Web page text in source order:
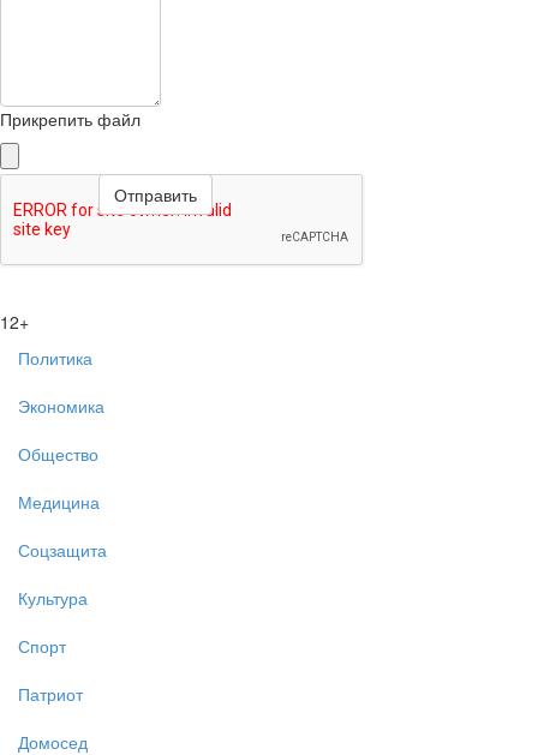
Прикрепить файл
12+
Политика
Экономика
Общество
Медицина
Соцзащита
Культура
Спорт
Патриот
Домосед